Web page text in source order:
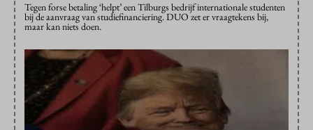
Tegen forse betaling ‘helpt’ een Tilburgs bedrijf internationale studenten
bij de aanvraag van studiefinanciering. DUO zet er vraagtekens bij,
maar kan niets doen.